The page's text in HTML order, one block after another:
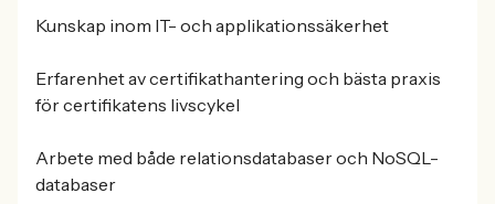
Kunskap inom IT- och applikationssäkerhet
Erfarenhet av certifikathantering och bästa praxis
för certifikatens livscykel
Arbete med både relationsdatabaser och NoSQL-
databaser